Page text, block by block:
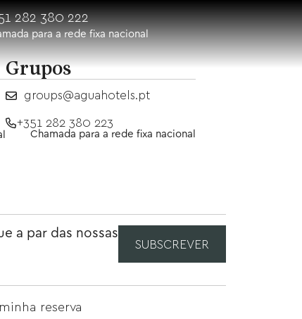
282 380 222
para a rede fixa nacional
Grupos
groups@aguahotels.pt
+351 282 380 223
Chamada para a rede fixa nacional
a par das nossas
SUBSCREVER
reserva